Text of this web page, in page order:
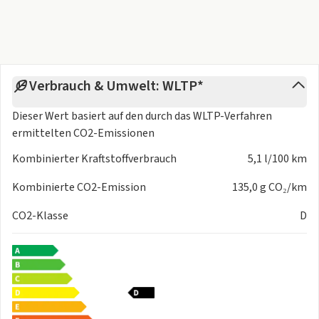
- Lendenwirbelstütze(n) verstellbar
- Interieur S mit Sportsitzen, Mikrofaser Dinamica/Leder-
Kombination schwarz
- Dekoreinlagen Aluminium matt gebürstet mit
- MMI Beifahrerdisplay
- Dachhimmel Stoff schwarz
- Pedalerie und Fußstütze in Edelstahl
Media
- Navigationssystem
- MMI experience plus mit Bang & Olufsen Premium
Soundsystem
Verbrauch & Umwelt: WLTP*
Dieser Wert basiert auf den durch dasWLTP-Verfahren
ermittelten CO2-Emissionen
Kombinierter Kraftstoffverbrauch
5,1 l/100 km
Kombinierte CO2-Emission
135,0 g CO₂/km
CO2-Klasse
D